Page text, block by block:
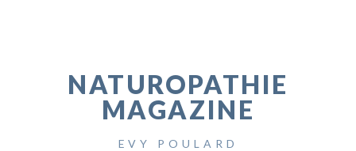
NATUROPATHIE
MAGAZINE
EVY POULARD